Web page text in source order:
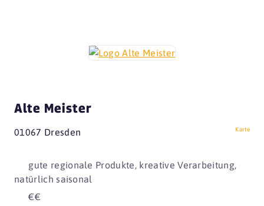
Alte Meister
01067 Dresden Karte
gute regionale Produkte, kreative Verarbeitung,
natürlich saisonal
€€